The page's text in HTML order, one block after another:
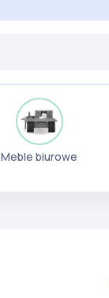
Meble biurowe